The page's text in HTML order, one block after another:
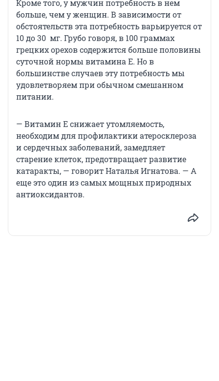
Кроме того, у мужчин потребность в нем
больше, чем у женщин. В зависимости от
обстоятельств эта потребность варьируется от
10 до 30 мг. Грубо говоря, в 100 граммах
грецких орехов содержится больше половины
суточной нормы витамина Е. Но в
большинстве случаев эту потребность мы
удовлетворяем при обычном смешанном
питании.
— Витамин E снижает утомляемость,
необходим для профилактики атеросклероза
и сердечных заболеваний, замедляет
старение клеток, предотвращает развитие
катаракты, — говорит Наталья Игнатова. — А
еще это один из самых мощных природных
антиоксидантов.